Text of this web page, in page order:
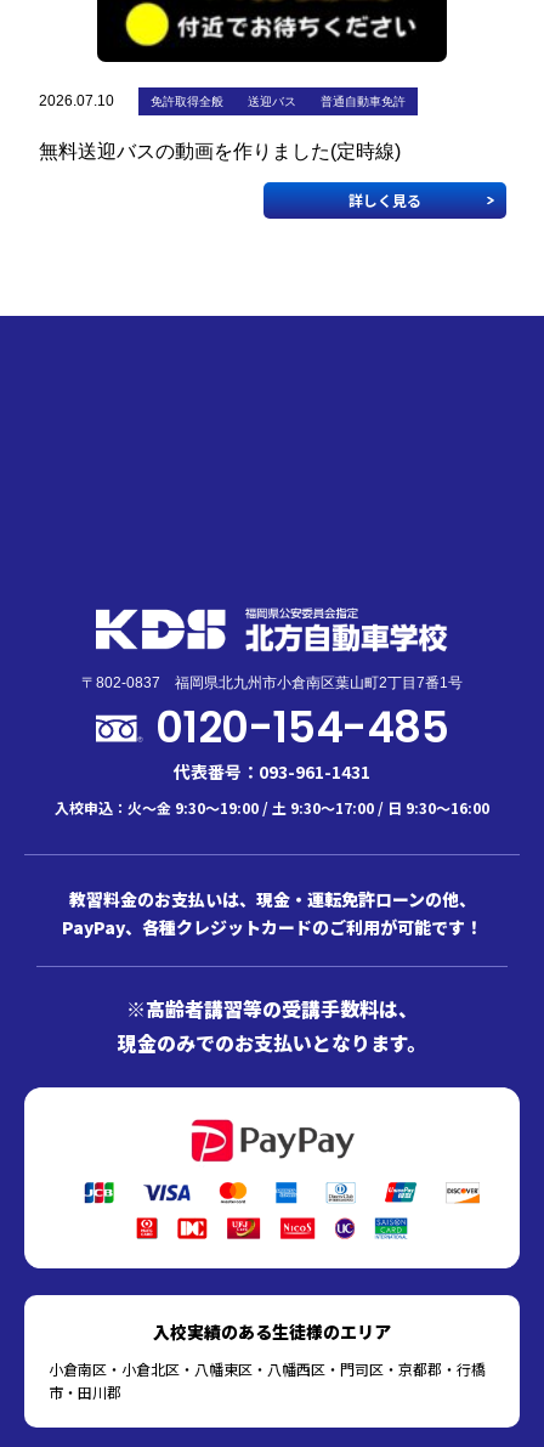
2026.07.10 免許取得全般 送迎バス 普通自動車免許
無料送迎バスの動画を作りました(定時線)
詳しく見る
〒802-0837 福岡県北九州市小倉南区葉山町2丁目7番1号
0120-154-485
代表番号：093-961-1431
入校申込：火～金 9:30～19:00 / 土 9:30～17:00 / 日 9:30～16:00
教習料金のお支払いは、現金・運転免許ローンの他、
PayPay、各種クレジットカードのご利用が可能です！
※高齢者講習等の受講手数料は、
現金のみでのお支払いとなります。
入校実績のある生徒様のエリア
小倉南区・小倉北区・八幡東区・八幡西区・門司区・京都郡・行橋
市・田川郡